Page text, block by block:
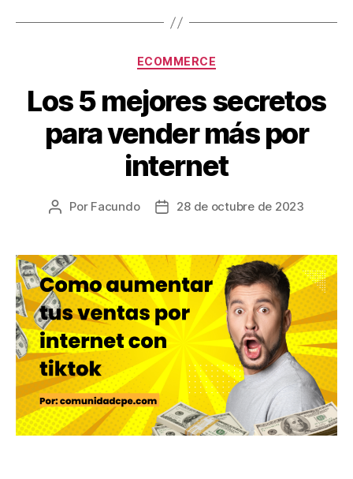
ECOMMERCE
Los 5 mejores secretos
para vender más por
internet
Por Facundo 28 de octubre de 2023